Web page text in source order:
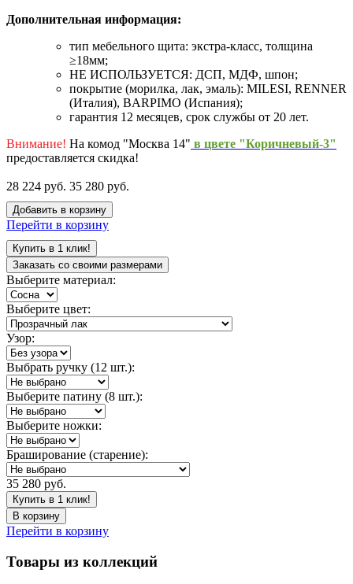
Дополнительная информация:
тип мебельного щита: экстра-класс, толщина
≥18мм;
НЕ ИСПОЛЬЗУЕТСЯ: ДСП, МДФ, шпон;
покрытие (морилка, лак, эмаль): MILESI, RENNER
(Италия), BARPIMO (Испания);
гарантия 12 месяцев, срок службы от 20 лет.
Внимание! На комод "Москва 14" в цвете "Коричневый-3"
предоставляется скидка!
28 224 руб. 35 280 руб.
Добавить в корзину
Перейти в корзину
Купить в 1 клик!
Заказать со своими размерами
Выберите материал:
Выберите цвет:
Узор:
Выбрать ручку (12 шт.):
Выберите патину (8 шт.):
Выберите ножки:
Браширование (старение):
35 280 руб.
Купить в 1 клик!
В корзину
Перейти в корзину
Товары из коллекций